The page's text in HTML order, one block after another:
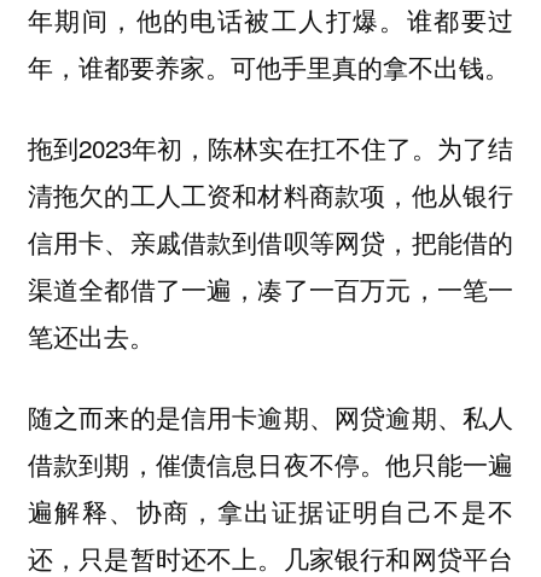
年期间，他的电话被工人打爆。谁都要过
年，谁都要养家。可他手里真的拿不出钱。
拖到2023年初，陈林实在扛不住了。为了结
清拖欠的工人工资和材料商款项，他从银行
信用卡、亲戚借款到借呗等网贷，把能借的
渠道全都借了一遍，凑了一百万元，一笔一
笔还出去。
随之而来的是信用卡逾期、网贷逾期、私人
借款到期，催债信息日夜不停。他只能一遍
遍解释、协商，拿出证据证明自己不是不
还，只是暂时还不上。几家银行和网贷平台